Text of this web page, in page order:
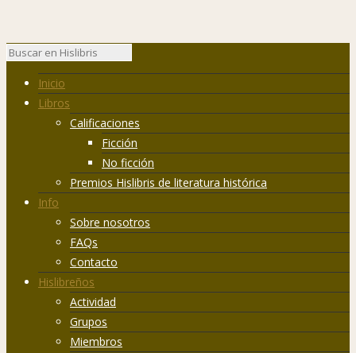
Inicio
Libros
Calificaciones
Ficción
No ficción
Premios Hislibris de literatura histórica
Info
Sobre nosotros
FAQs
Contacto
Hislibreños
Actividad
Grupos
Miembros